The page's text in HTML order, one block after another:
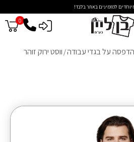
למזמינים באתר בלבד!
0
כניסה לסיטונאים
הדפסה על בגדי עבודה/ ווסט ירוק זוהר